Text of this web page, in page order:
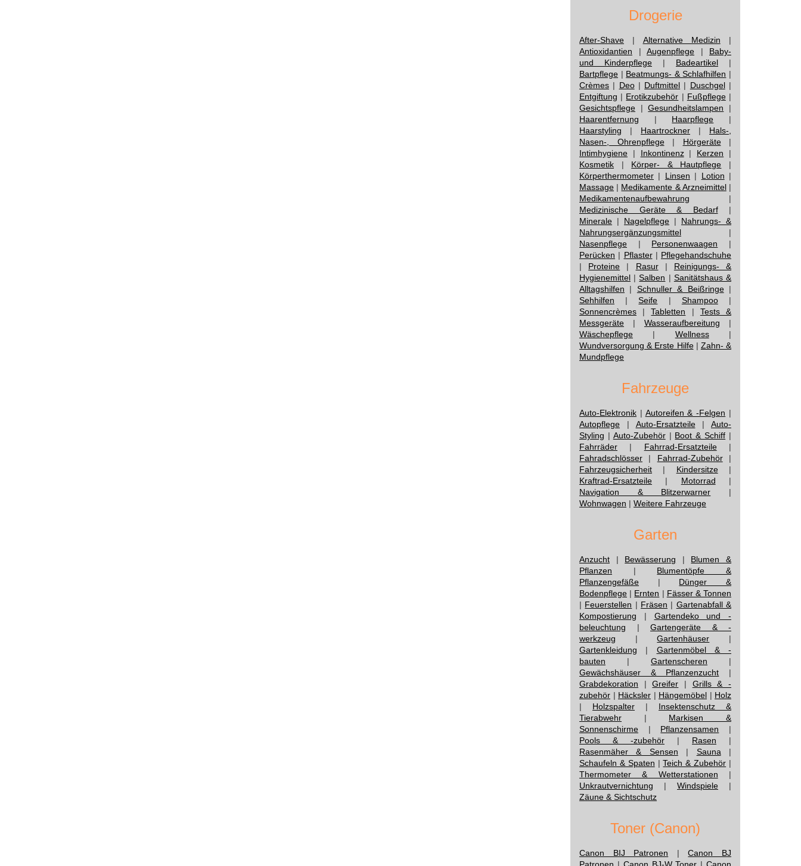
Drogerie
After-Shave | Alternative Medizin |
Antioxidantien | Augenpflege | Baby-
und Kinderpflege | Badeartikel |
Bartpflege | Beatmungs- & Schlafhilfen |
Crèmes | Deo| Duftmittel | Duschgel|
Entgiftung | Erotikzubehör | Fußpflege|
Gesichtspflege |Gesundheitslampen |
Haarentfernung | Haarpflege |
Haarstyling | Haartrockner | Hals-,
Nasen-, Ohrenpflege| Hörgeräte|
Intimhygiene | Inkontinenz| Kerzen |
Kosmetik | Körper- & Hautpflege |
Körperthermometer | Linsen | Lotion |
Massage | Medikamente & Arzneimittel|
Medikamentenaufbewahrung |
Medizinische Geräte & Bedarf|
Minerale | Nagelpflege | Nahrungs- &
Nahrungsergänzungsmittel |
Nasenpflege | Personenwaagen |
Perücken | Pflaster| Pflegehandschuhe
| Proteine | Rasur| Reinigungs- &
Hygienemittel |Salben | Sanitätshaus &
Alltagshilfen | Schnuller & Beißringe|
Sehhilfen |Seife | Shampoo|
Sonnencrèmes |Tabletten | Tests &
Messgeräte | Wasseraufbereitung |
Wäschepflege | Wellness|
Wundversorgung & Erste Hilfe| Zahn- &
Mundpflege
Fahrzeuge
Auto-Elektronik | Autoreifen & -Felgen |
Autopflege | Auto-Ersatzteile| Auto-
Styling | Auto-Zubehör| Boot & Schiff |
Fahrräder | Fahrrad-Ersatzteile|
Fahradschlösser | Fahrrad-Zubehör|
Fahrzeugsicherheit | Kindersitze|
Kraftrad-Ersatzteile | Motorrad |
Navigation & Blitzerwarner |
Wohnwagen | Weitere Fahrzeuge
Garten
Anzucht | Bewässerung | Blumen &
Pflanzen | Blumentöpfe &
Pflanzengefäße | Dünger &
Bodenpflege | Ernten | Fässer & Tonnen
| Feuerstellen | Fräsen | Gartenabfall &
Kompostierung | Gartendeko und -
beleuchtung | Gartengeräte & -
werkzeug |Gartenhäuser |
Gartenkleidung | Gartenmöbel & -
bauten | Gartenscheren |
Gewächshäuser & Pflanzenzucht |
Grabdekoration |Greifer | Grills & -
zubehör | Häcksler | Hängemöbel | Holz
| Holzspalter | Insektenschutz &
Tierabwehr | Markisen &
Sonnenschirme | Pflanzensamen |
Pools & -zubehör | Rasen |
Rasenmäher & Sensen | Sauna |
Schaufeln & Spaten |Teich & Zubehör |
Thermometer & Wetterstationen |
Unkrautvernichtung | Windspiele |
Zäune & Sichtschutz
Toner (Canon)
Canon BIJ Patronen |Canon BJ